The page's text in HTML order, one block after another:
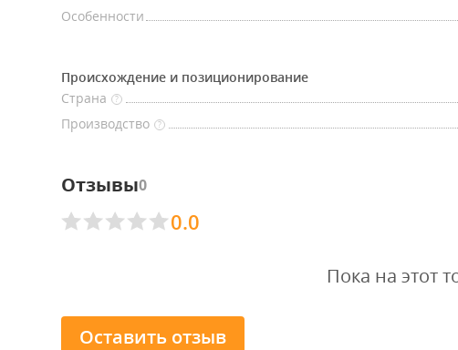
Особенности
Происхождение и позиционирование
Страна
?
Производство
?
Отзывы0
0.0
Пока на этот
Оставить отзыв